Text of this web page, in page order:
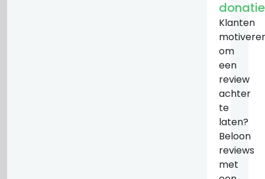
donatie
Klanten
om
een
review
achter
te
laten?
Beloon
reviews
met